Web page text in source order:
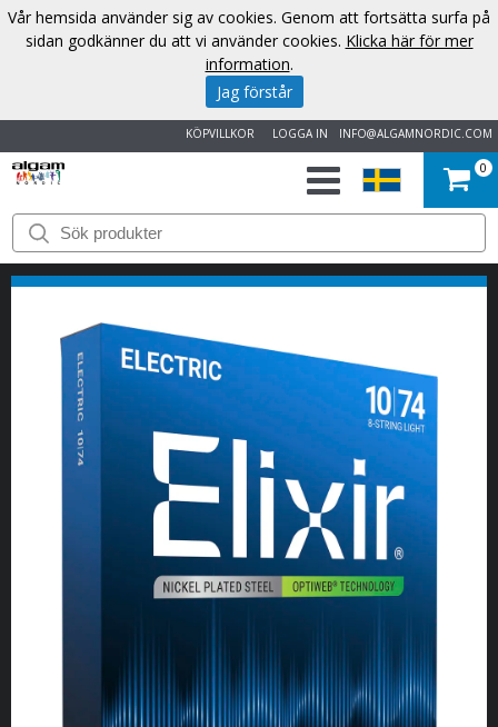
INFO@ALGAMNORDIC.COM
LOGGA IN
KÖPVILLKOR
START
VARUMÄRKEN
NYHETER
KONTAKT
0
Vår hemsida använder sig av cookies. Genom att fortsätta surfa på
sidan godkänner du att vi använder cookies. Klicka här för mer
information.
Jag förstår